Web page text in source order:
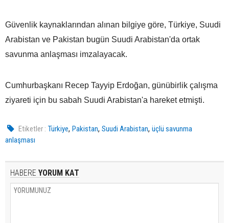
Güvenlik kaynaklarından alınan bilgiye göre, Türkiye, Suudi
Arabistan ve Pakistan bugün Suudi Arabistan'da ortak
savunma anlaşması imzalayacak.
Cumhurbaşkanı Recep Tayyip Erdoğan, günübirlik çalışma
ziyareti için bu sabah Suudi Arabistan'a hareket etmişti.
Etiketler : Türkiye,Pakistan,Suudi Arabistan,üçlü savunma
anlaşması
HABERE YORUM KAT